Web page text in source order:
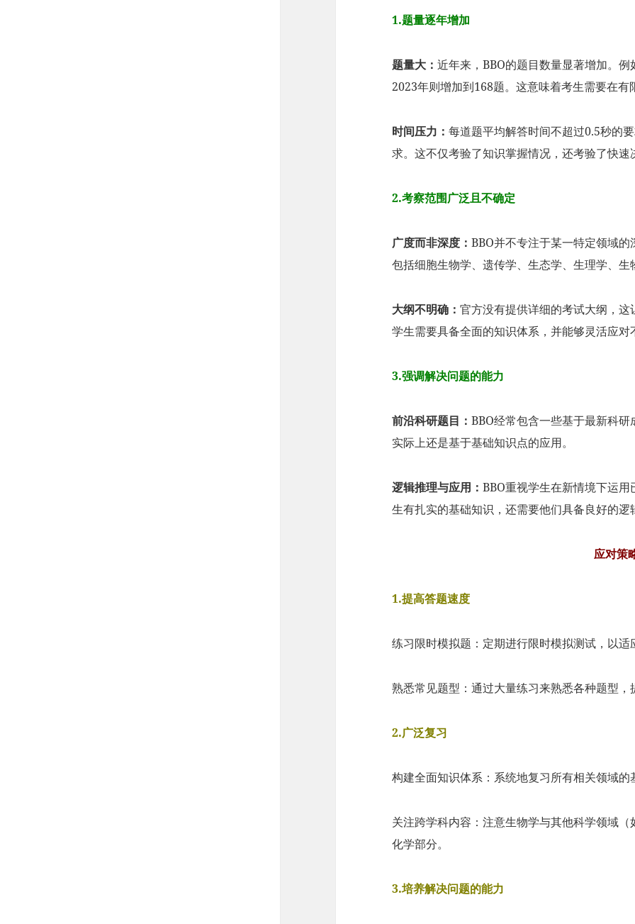
1.题量逐年增加
题量大：近年来，BBO的题目数量显著增加。
2023年则增加到168题。这意味着考生需要在
时间压力：每道题平均解答时间不超过0.5秒的
求。这不仅考验了知识掌握情况，还考验了快
2.考察范围广泛且不确定
广度而非深度：BBO并不专注于某一特定领域
包括细胞生物学、遗传学、生态学、生理学、生
大纲不明确：官方没有提供详细的考试大纲，
学生需要具备全面的知识体系，并能够灵活应对
3.强调解决问题的能力
前沿科研题目：BBO经常包含一些基于最新科
实际上还是基于基础知识点的应用。
逻辑推理与应用：BBO重视学生在新情境下运
生有扎实的基础知识，还需要他们具备良好的
应对策
1.提高答题速度
练习限时模拟题：定期进行限时模拟测试，以
熟悉常见题型：通过大量练习来熟悉各种题型
2.广泛复习
构建全面知识体系：系统地复习所有相关领域
关注跨学科内容：注意生物学与其他科学领域
化学部分。
3.培养解决问题的能力